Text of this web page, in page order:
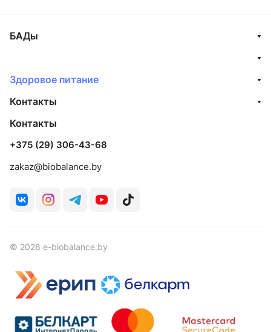
БАДы
Здоровое питание
Контакты
Контакты
+375 (29) 306-43-68
zakaz@biobalance.by
© 2026 e-biobalance.by